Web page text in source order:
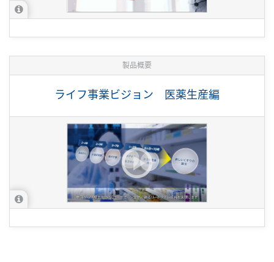
製品概要
ライフ事業ビジョン 医薬生産編